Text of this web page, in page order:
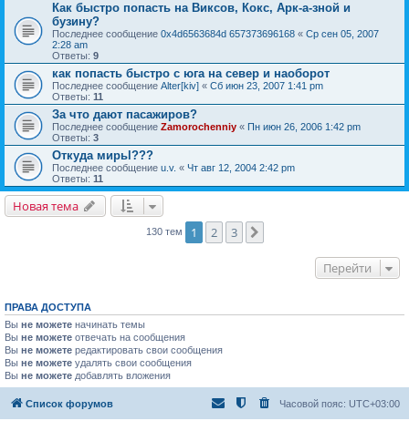
Как быстро попасть на Виксов, Кокс, Арк-а-зной и
бузину?
Последнее сообщение 0x4d6563684d 657373696168 « Ср сен 05, 2007
2:28 am
Ответы: 9
как попасть быстро с юга на север и наоборот
Последнее сообщение Alter[kiv] « Сб июн 23, 2007 1:41 pm
Ответы: 11
За что дают пасажиров?
Последнее сообщение Zamorochenniy « Пн июн 26, 2006 1:42 pm
Ответы: 3
Откуда мирьl???
Последнее сообщение u.v. « Чт авг 12, 2004 2:42 pm
Ответы: 11
Новая тема
130 тем 1 2 3
Перейти
ПРАВА ДОСТУПА
Вы не можете начинать темы
Вы не можете отвечать на сообщения
Вы не можете редактировать свои сообщения
Вы не можете удалять свои сообщения
Вы не можете добавлять вложения
Список форумов Часовой пояс: UTC+03:00